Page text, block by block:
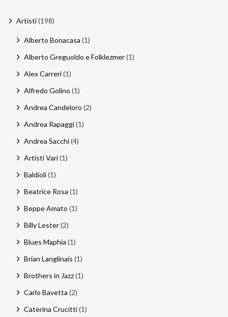
Artisti(198)
Alberto Bonacasa (1)
Alberto Greguoldo e Folklezmer(1)
Alex Carreri(1)
Alfredo Golino (1)
Andrea Candeloro (2)
Andrea Rapaggi(1)
Andrea Sacchi(4)
Artisti Vari(1)
Baldioli(1)
Beatrice Rosa (1)
Beppe Amato (1)
Billy Lester(2)
Blues Maphia (1)
Brian Langlinais (1)
Brothers in Jazz(1)
Carlo Bavetta (2)
Caterina Crucitti(1)